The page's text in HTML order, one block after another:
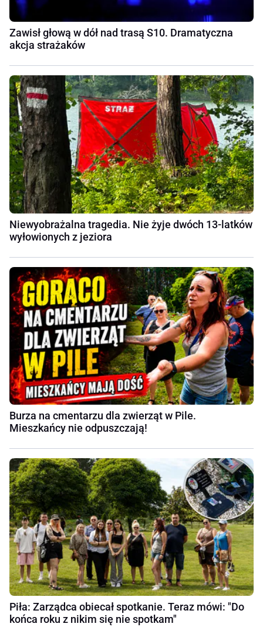
Zawisł głową w dół nad trasą S10. Dramatyczna
akcja strażaków
Niewyobrażalna tragedia. Nie żyje dwóch 13-latków
wyłowionych z jeziora
Burza na cmentarzu dla zwierząt w Pile.
Mieszkańcy nie odpuszczają!
Piła: Zarządca obiecał spotkanie. Teraz mówi: "Do
końca roku z nikim się nie spotkam"